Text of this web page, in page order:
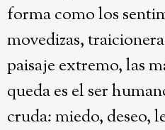
forma como los
movedizas,
paisaje extremo, las
queda es el ser
cruda: miedo, deseo,